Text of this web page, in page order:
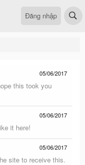
Đăng nhập
05/06/2017
this took you
05/06/2017
it here!
05/06/2017
site to receive this.